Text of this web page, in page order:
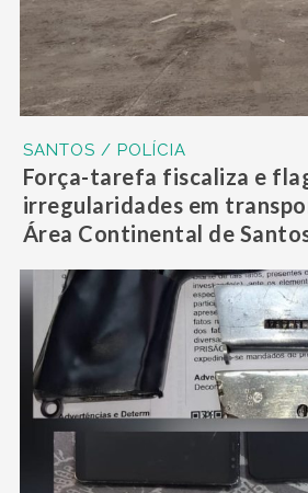
SANTOS / POLÍCIA
Força-tarefa fiscaliza e
irregularidades em
Área Continental de